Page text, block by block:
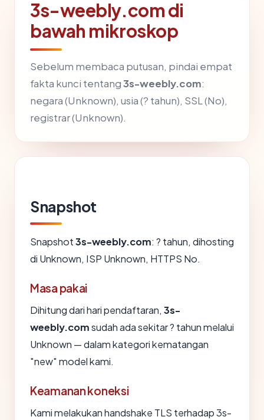
3s-weebly.com di
bawah mikroskop
Sebelum membaca putusan, pindai empat
fakta kunci tentang3s-weebly.com:
negara (Unknown), usia (? tahun), SSL (No),
registrar (Unknown).
Snapshot
Snapshot3s-weebly.com: ? tahun, dihosting
di Unknown, ISP Unknown, HTTPS No.
Masa pakai
Dihitung dari hari pendaftaran, 3s-
weebly.comsudah ada sekitar ? tahun melalui
Unknown — dalam kategori kematangan
"new" model kami.
Keamanan koneksi
Kami melakukan handshake TLS terhadap 3s-